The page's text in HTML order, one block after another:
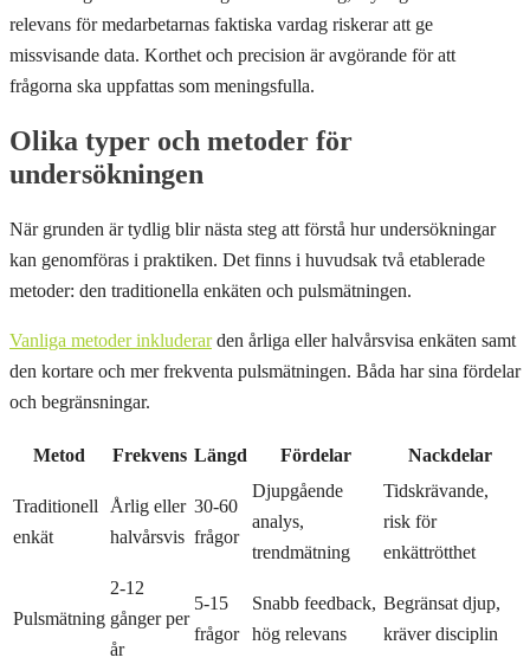
relevans för medarbetarnas faktiska vardag riskerar att ge
missvisande data. Korthet och precision är avgörande för att
frågorna ska uppfattas som meningsfulla.
Olika typer och metoder för
undersökningen
När grunden är tydlig blir nästa steg att förstå hur undersökningar
kan genomföras i praktiken. Det finns i huvudsak två etablerade
metoder: den traditionella enkäten och pulsmätningen.
Vanliga metoder inkluderarden årliga eller halvårsvisa enkäten samt
den kortare och mer frekventa pulsmätningen. Båda har sina fördelar
och begränsningar.
Metod Frekvens Längd Fördelar Nackdelar
Traditionell
enkät
Årlig eller
halvårsvis
30-60
frågor
Djupgående
analys,
trendmätning
Tidskrävande,
risk för
enkättrötthet
Pulsmätning
2-12
gånger per
år
5-15
frågor
Snabb feedback,
hög relevans
Begränsat djup,
kräver disciplin